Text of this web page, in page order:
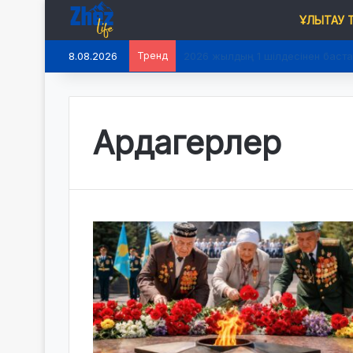
ҰЛЫТАУ
8.08.2026 Тренд
Ардагерлер